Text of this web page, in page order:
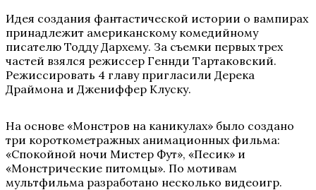
Идея создания фантастической истории о вампирах
принадлежит американскому комедийному
писателю Тодду Дархему. За съемки первых трех
частей взялся режиссер Геннди Тартаковский.
Режиссировать 4 главу пригласили Дерека
Драймона и Джениффер Клуску.
На основе «Монстров на каникулах» было создано
три короткометражных анимационных фильма:
«Спокойной ночи Мистер Фут», «Песик» и
«Монстрические питомцы». По мотивам
мультфильма разработано несколько видеоигр.